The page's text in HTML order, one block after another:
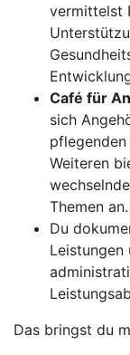
vermittelst
Café für
sich
Weiteren
Themen an.
Du
Das bringst du